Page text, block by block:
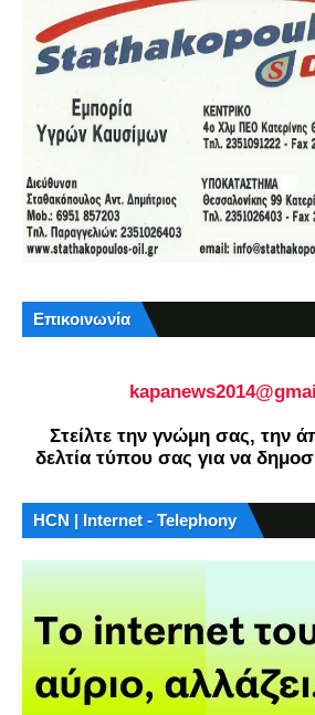
Επικοινωνία
Στείλτε την γνώμη σας, την
δελτία τύπου σας για να
HCN | Internet - Telephony